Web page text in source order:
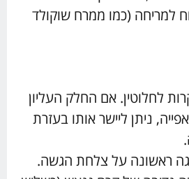
למריחה (כמו ממרח שוקולד
לחלוטין. אם החלק העליון
ניתן ליישר אותו בעזרת
ראשונה על צלחת הגשה.